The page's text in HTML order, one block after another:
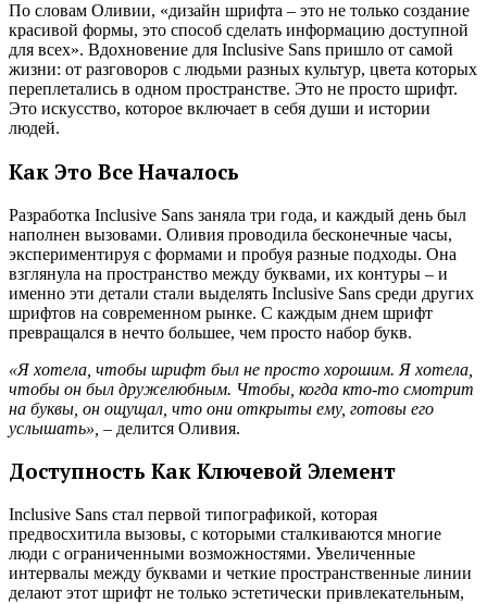
По словам Оливии, «дизайн шрифта – это не только создание
красивой формы, это способ сделать информацию доступной
для всех». Вдохновение для Inclusive Sans пришло от самой
жизни: от разговоров с людьми разных культур, цвета которых
переплетались в одном пространстве. Это не просто шрифт.
Это искусство, которое включает в себя души и истории
людей.
Как Это Все Началось
Разработка Inclusive Sans заняла три года, и каждый день был
наполнен вызовами. Оливия проводила бесконечные часы,
экспериментируя с формами и пробуя разные подходы. Она
взглянула на пространство между буквами, их контуры – и
именно эти детали стали выделять Inclusive Sans среди других
шрифтов на современном рынке. С каждым днем шрифт
превращался в нечто большее, чем просто набор букв.
«Я хотела, чтобы шрифт был не просто хорошим. Я хотела,
чтобы он был дружелюбным. Чтобы, когда кто-то смотрит
на буквы, он ощущал, что они открыты ему, готовы его
услышать», – делится Оливия.
Доступность Как Ключевой Элемент
Inclusive Sans стал первой типографикой, которая
предвосхитила вызовы, с которыми сталкиваются многие
люди с ограниченными возможностями. Увеличенные
интервалы между буквами и четкие пространственные линии
делают этот шрифт не только эстетически привлекательным,